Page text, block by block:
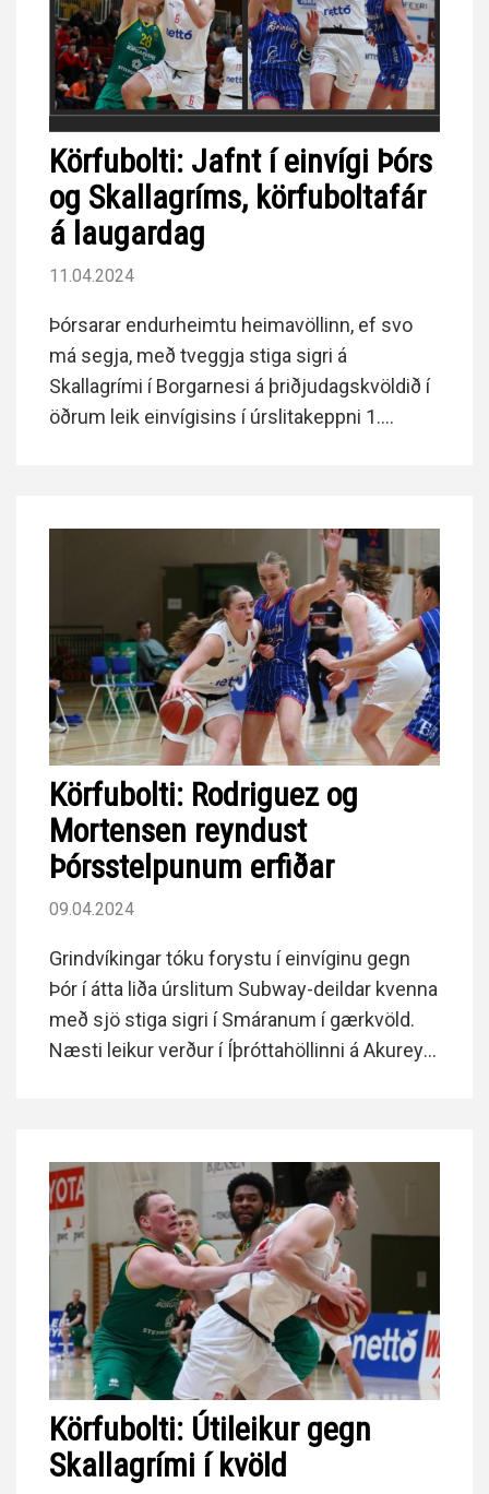
Körfubolti: Jafnt í einvígi Þórs
og Skallagríms, körfuboltafár
á laugardag
11.04.2024
Þórsarar endurheimtu heimavöllinn, ef svo
má segja, með tveggja stiga sigri á
Skallagrími í Borgarnesi á þriðjudagskvöldið í
öðrum leik einvígisins í úrslitakeppni 1.
Körfubolti: Rodriguez og
Mortensen reyndust
Þórsstelpunum erfiðar
09.04.2024
Grindvíkingar tóku forystu í einvíginu gegn
Þór í átta liða úrslitum Subway-deildar kvenna
með sjö stiga sigri í Smáranum í gærkvöld.
Næsti leikur verður í Íþróttahöllinni á Akureyri
flest stig Þórsara, 23.
Körfubolti: Útileikur gegn
Skallagrími í kvöld